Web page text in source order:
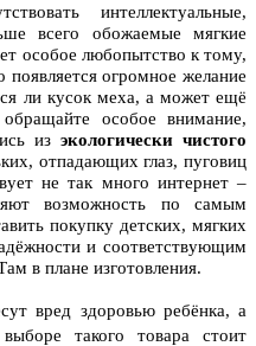
интеллектуальные,
всего обожаемые мягкие
особое любопытство к тому,
появляется огромное желание
ли кусок меха, а может ещё
особое внимание,
из экологически чистого
отпадающих глаз, пуговиц
не так много интернет –
возможность по самым
покупку детских, мягких
и соответствующим
в плане изготовления.
вред здоровью ребёнка, а
такого товара стоит